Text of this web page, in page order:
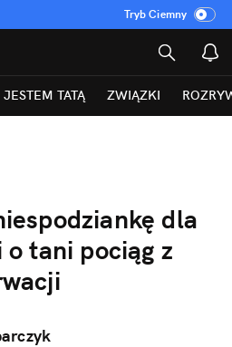
Tryb Ciemny
JESTEM TATĄ ZWIĄZKI
dla
tani pociąg z